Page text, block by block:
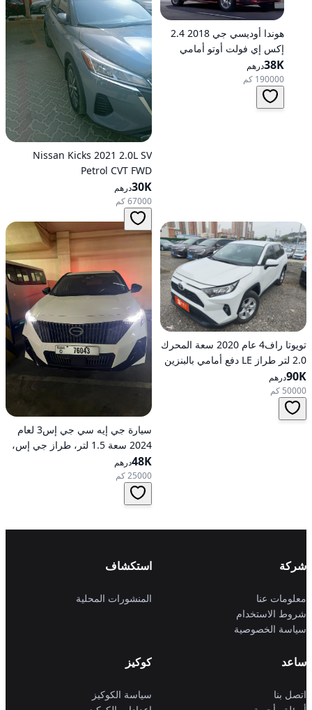
هوندا أوديسي جي 2018 2.4
إكس إي فولت أوتو أمامي
الدفع
38Kدرهم
190000 كم
Nissan Kicks 2021 2.0L SV
Petrol CVT FWD
30Kدرهم
67000 كم
تويوتا راف4 عام 2020 سعة المحرك
2.0 لتر طراز LE دفع أمامي بالبنزين
أوتوماتيكي
90Kدرهم
50000 كم
سيارة جي إيه سي جي إس3 لعام
2024 سعة 1.5 لتر، طراز جي إس،
تعمل بالبنزين، ناقل حركة
أوتوماتيكي، دفع أمامي
48Kدرهم
25000 كم
شركة
معلومات عنا
شروط الاستخدام
سياسة الخصوصية
استكشاف
المنشورات المحلية
ساعد
اتصل بنا
كوكيز
سياسة الكوكيز